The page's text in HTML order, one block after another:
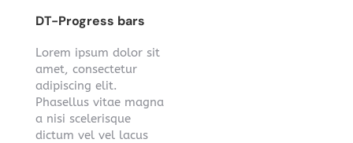
DT-Progress bars
Lorem ipsum dolor sit
amet, consectetur
adipiscing elit.
Phasellus vitae magna
a nisi scelerisque
dictum vel vel lacus